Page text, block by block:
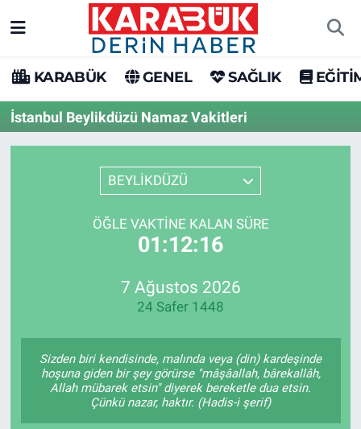
KARABÜK GENEL SAĞLIK
İstanbul Beylikdüzü Namaz Vakitleri
BEYLİKDÜZÜ
ÖĞLE VAKTINE KALAN SÜRE
01:12:16
7 Ağustos 2026
24 Safer 1448
Sizden biri kendisinde, malında veya (din) kardeşinde
hoşuna giden bir şey görürse "mâşâallah, bârekallâh,
Allah mübarek etsin" diyerek bereketle dua etsin.
Çünkü nazar, haktır. (Hadis-i şerif)
Karabük Hava Durumu
Karabük Trafik Yoğunluk Haritası
Süper Lig Puan Durumu ve Fikstür
Tüm Manşetler